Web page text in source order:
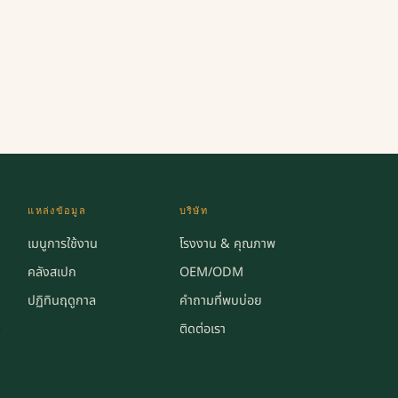
แหล่งข้อมูล
เมนูการใช้งาน
คลังสเปก
ปฏิทินฤดูกาล
บริษัท
โรงงาน & คุณภาพ
OEM/ODM
คำถามที่พบบ่อย
ติดต่อเรา